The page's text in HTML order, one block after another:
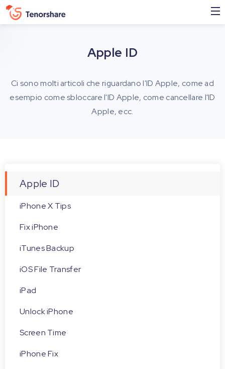
Apple ID
Ci sono molti articoli che riguardano l'ID Apple, come ad
esempio come sbloccare l'ID Apple, come cancellare l'ID
Apple, ecc.
Apple ID
iPhone X Tips
Fix iPhone
iTunes Backup
iOS File Transfer
iPad
Unlock iPhone
Screen Time
iPhone Fix